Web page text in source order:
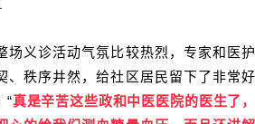
场义诊活动气氛比较热烈，专家和医
、秩序井然，给社区居民留下了非常
“真是辛苦这些政和中医医院的医生了